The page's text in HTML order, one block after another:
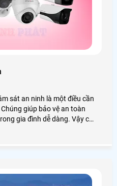
sát an ninh là một điều cần
đình dễ dàng. Vậy có